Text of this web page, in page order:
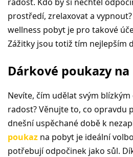
prostředí, zrelaxovat a
wellness pobyt je pro takové
Zážitky jsou totiž tím nejlepším
Dárkové poukazy
Nevíte, čím udělat svým
radost? Věnujte to, co opravdu
dnešní uspěchané době k
poukaz na pobyt je ideální
potřebují odpočinek jako sůl.